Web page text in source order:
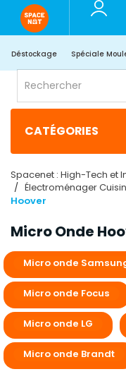
Déstockage Spéciale
CATÉGORIES
Spacenet : High-Tech et
Électroménager
Hoover
Micro Onde
Micro onde
Micro onde Focus
Micro onde LG
Micro onde Brandt